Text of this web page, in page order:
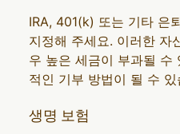
IRA, 401(k) 또는 기타 은
지정해 주세요. 이러한 자
우 높은 세금이 부과될 수
적인 기부 방법이 될 수 있
생명 보험